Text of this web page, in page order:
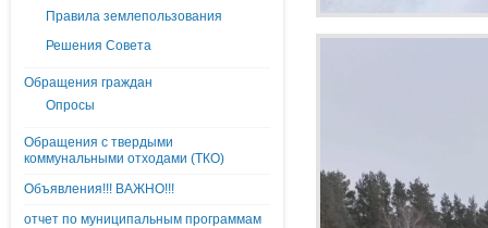
Правила землепользования
Решения Совета
Обращения граждан
Опросы
Обращения с твердыми
коммунальными отходами (ТКО)
Объявления!!! ВАЖНО!!!
отчет по муниципальным программам